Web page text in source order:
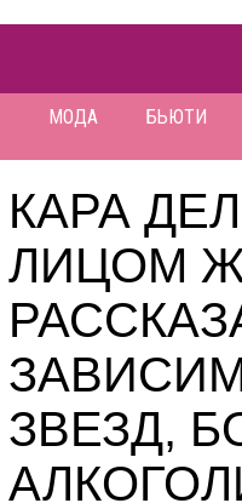
МОДА БЬЮТИ
КАРА
ЛИЦОМ
ЗВЕЗД,